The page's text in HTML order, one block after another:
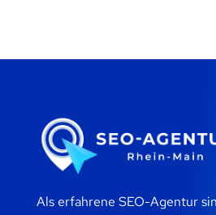
Als erfahrene SEO-Agentur